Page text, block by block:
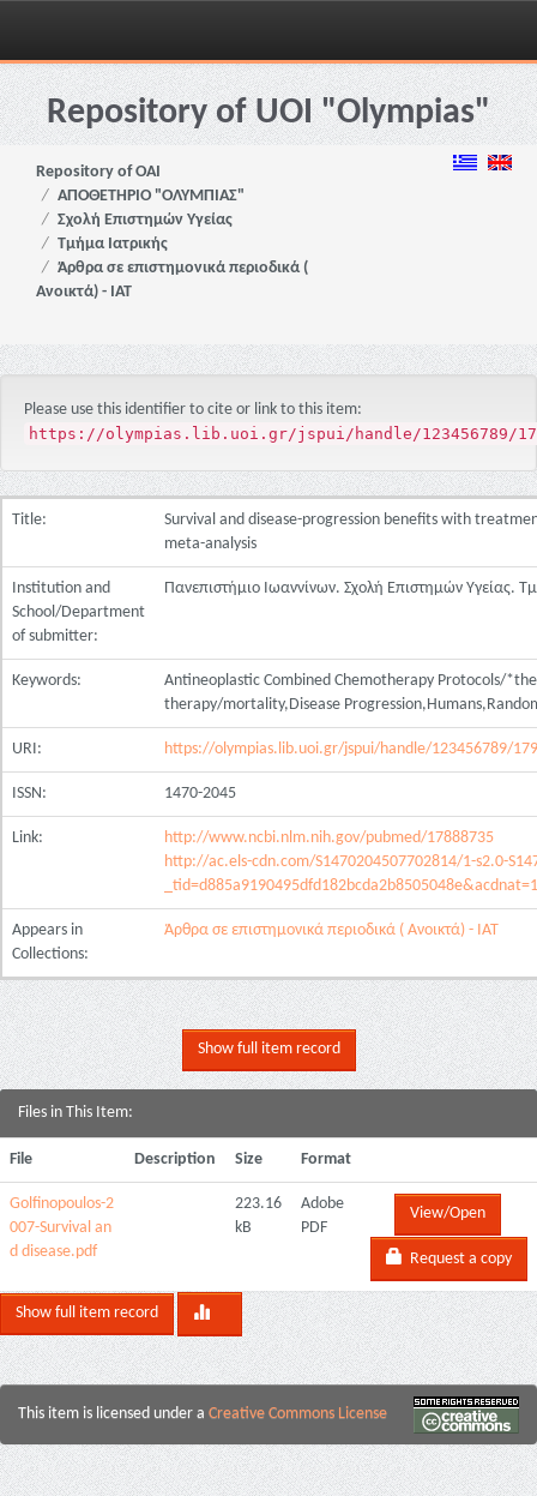
Skip
navigationRepository of UOI "Olympias"
Repository of OAI
ΑΠΟΘΕΤΗΡΙΟ "ΟΛΥΜΠΙΑΣ"
Σχολή Επιστημών Υγείας
Τμήμα Ιατρικής
Άρθρα σε επιστημονικά περιοδικά (
Ανοικτά) - ΙΑΤ
Please use this identifier to cite or link to this item:
https://olympias.lib.uoi.gr/jspui/handle/123456789/
Title:
Survival and disease-progression benefits with
meta-analysis
Institution and
School/Department
of submitter:
Πανεπιστήμιο Ιωαννίνων. Σχολή Επιστημών Υγείας.
Keywords:
Antineoplastic Combined Chemotherapy Protocols/
therapy/mortality,Disease
URI: https://olympias.lib.uoi.gr/jspui/handle/123456789/
ISSN: 1470-2045
Link:
http://www.ncbi.nlm.nih.gov/pubmed/17888735
http://ac.els-cdn.com/S1470204507702814/1-s2.0-
Appears in
Collections:
Άρθρα σε επιστημονικά περιοδικά ( Ανοικτά) - ΙΑΤ
Show full item record
Files in This Item:
File Description Size Format
Golfinopoulos-2
007-Survival an
d disease.pdf
223.16
kB
Adobe
PDF
View/Open
Request a copy
Show full item record
This item is licensed under a Creative Commons License